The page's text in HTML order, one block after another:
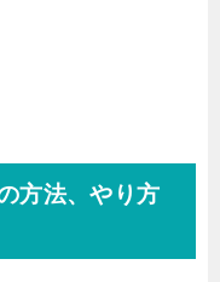
方法、やり方